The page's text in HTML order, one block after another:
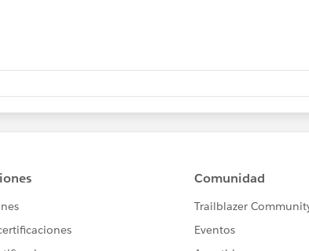
か」分かりにくくなる
版）があると巨大テーブル全体の再構築が必要
が変わった途端ブラックボックス化するリスクが高いで
の“しわ寄せ”
き換える必要があります。